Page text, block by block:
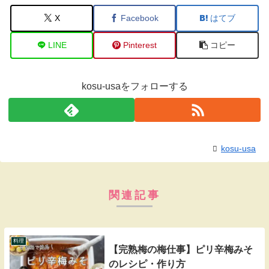
X Facebook はてブ
LINE Pinterest コピー
kosu-usaをフォローする
kosu-usa
関連記事
料理
【完熟梅の梅仕事】ピリ辛梅みそ
のレシピ・作り方